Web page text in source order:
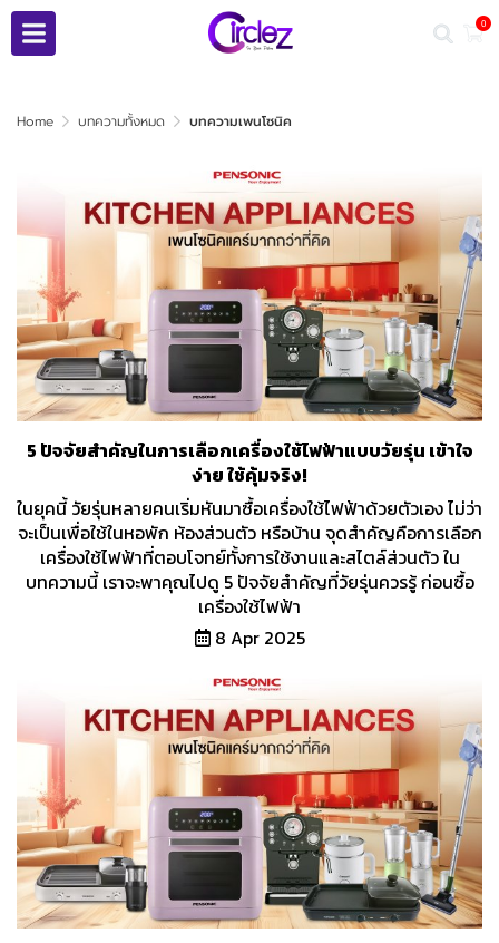
0
Home บทความทั้งหมด บทความเพนโซนิค
5 ปัจจัยสำคัญในการเลือกเครื่องใช้ไฟฟ้าแบบวัยรุ่น เข้าใจ
ง่าย ใช้คุ้มจริง!
ในยุคนี้ วัยรุ่นหลายคนเริ่มหันมาซื้อเครื่องใช้ไฟฟ้าด้วยตัวเอง ไม่ว่า
จะเป็นเพื่อใช้ในหอพัก ห้องส่วนตัว หรือบ้าน จุดสำคัญคือการเลือก
เครื่องใช้ไฟฟ้าที่ตอบโจทย์ทั้งการใช้งานและสไตล์ส่วนตัว ใน
บทความนี้ เราจะพาคุณไปดู 5 ปัจจัยสำคัญที่วัยรุ่นควรรู้ ก่อนซื้อ
เครื่องใช้ไฟฟ้า
8 Apr 2025